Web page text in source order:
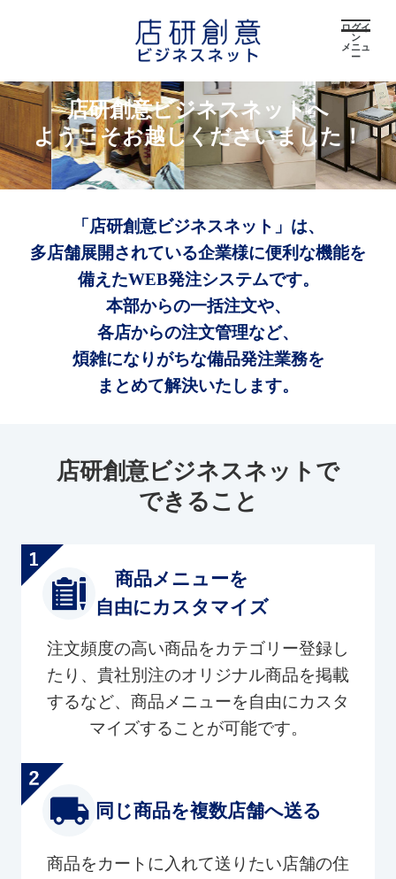
ログイ
ン
メニュ
ー
店研創意ビジネスネットへ
ようこそお越しくださいました！
「店研創意ビジネスネット」は、
多店舗展開されている企業様に便利な機能を
備えたWEB発注システムです。
本部からの一括注文や、
各店からの注文管理など、
煩雑になりがちな備品発注業務を
まとめて解決いたします。
店研創意ビジネスネットで
できること
商品メニューを
自由にカスタマイズ
注文頻度の高い商品をカテゴリー登録し
たり、貴社別注のオリジナル商品を掲載
するなど、商品メニューを自由にカスタ
マイズすることが可能です。
同じ商品を複数店舗へ送る
商品をカートに入れて送りたい店舗の住